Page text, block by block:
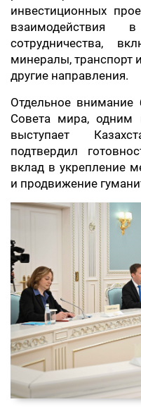
инвестиционных
взаимодействия
сотрудничества,
минералы, транспорт
другие направления.
Отдельное внимание
Совета мира, одним
выступает
подтвердил
вклад в укрепление
и продвижение